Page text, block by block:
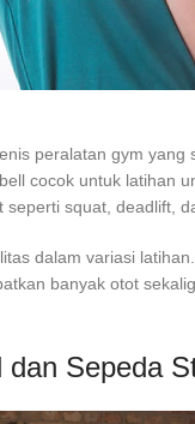
peralatan gym
cocok untuk latihan
squat, deadlift,
dalam variasi
banyak otot
dan Sepeda